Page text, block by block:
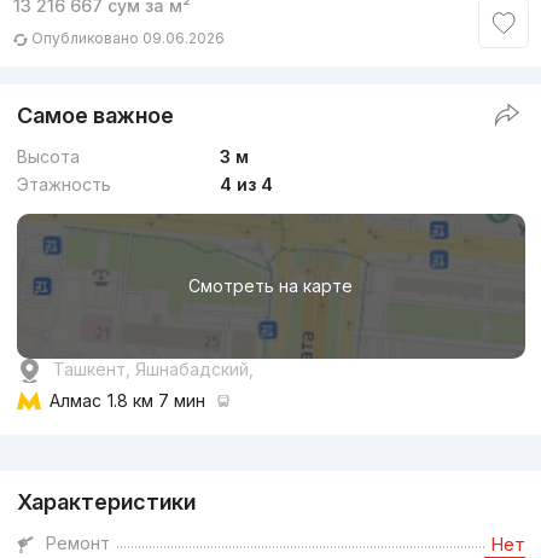
13 216 667 сум за м²
Опубликовано 09.06.2026
Самое важное
Высота
3 м
Этажность
4 из 4
Смотреть на карте
Ташкент, Яшнабадский,
Алмас 1.8 км 7 мин
Характеристики
Ремонт Нет